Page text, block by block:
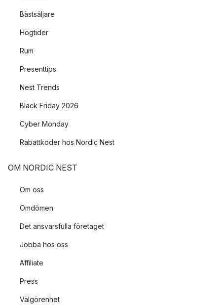
Bästsäljare
Högtider
Rum
Presenttips
Nest Trends
Black Friday 2026
Cyber Monday
Rabattkoder hos Nordic Nest
OM NORDIC NEST
Om oss
Omdömen
Det ansvarsfulla företaget
Jobba hos oss
Affiliate
Press
Välgörenhet